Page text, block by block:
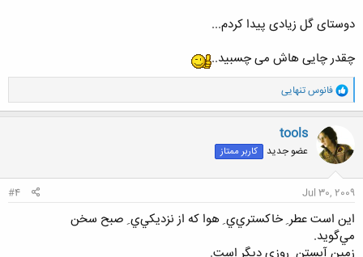
دوستای گل زیادی پیدا کردم...
چقدر چایی هاش می چسبید..
و
ا
ک
ن
ش
ه
ا
فانوس تنهایی
tools
عضو جدید کاربر ممتاز
Jul 30, 2009
#4
اين است عطر ِ خاکستري‌ي ِ هوا که از نزديکي‌ي ِ صبح سخن
مي‌گويد.